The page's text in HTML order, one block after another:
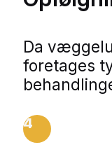
Da
foretages
4